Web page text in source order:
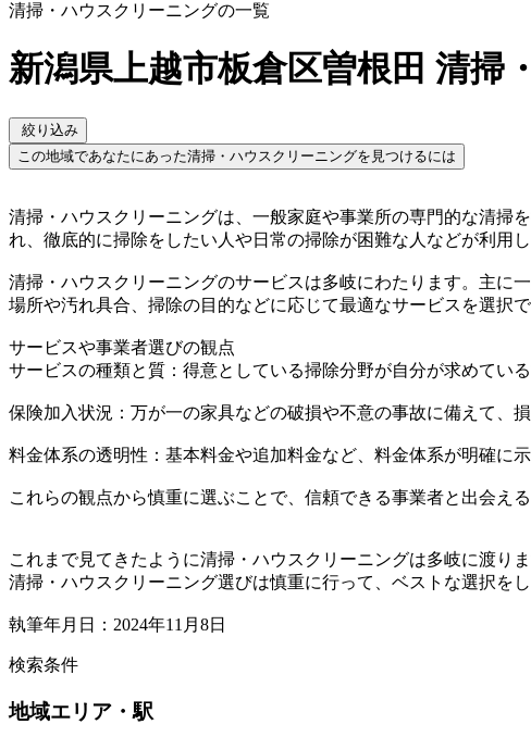
清掃・ハウスクリーニングの一覧
新潟県上越市板倉区曽根田 清掃
絞り込み
この地域であなたにあった清掃・ハウスクリーニングを見つけるには
清掃・ハウスクリーニングは、一般家庭や事業所の専門的な清掃
れ、徹底的に掃除をしたい人や日常の掃除が困難な人などが利用し
清掃・ハウスクリーニングのサービスは多岐にわたります。主に
場所や汚れ具合、掃除の目的などに応じて最適なサービスを選択で
サービスや事業者選びの観点
サービスの種類と質：得意としている掃除分野が自分が求めてい
保険加入状況：万が一の家具などの破損や不意の事故に備えて、
料金体系の透明性：基本料金や追加料金など、料金体系が明確に
これらの観点から慎重に選ぶことで、信頼できる事業者と出会える
これまで見てきたように清掃・ハウスクリーニングは多岐に渡り
清掃・ハウスクリーニング選びは慎重に行って、ベストな選択をし
執筆年月日：2024年11月8日
検索条件
地域エリア・駅